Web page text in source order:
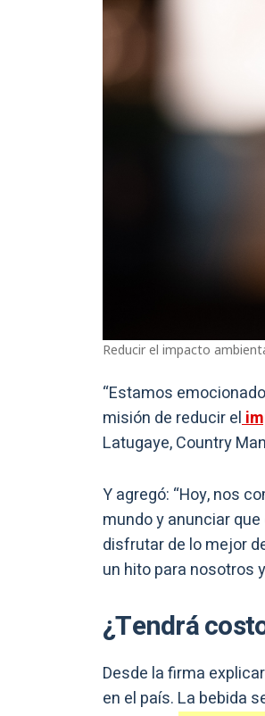
Reducir el impacto
“Estamos
misión de reducir el
Latugaye, Country
Y agregó: “Hoy, nos
mundo y anunciar que
disfrutar de lo mejor
un hito para nosotros
¿Tendrá
Desde la firma
en el país. La bebida